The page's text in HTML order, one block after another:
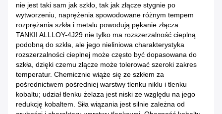
nie jest taki sam jak szkło, tak jak złącze stygnie po
wytworzeniu, naprężenia spowodowane różnym tempem
rozprężania szkła i metalu powodują pękanie złącza.
TANKII ALLLOY-4J29 nie tylko ma rozszerzalność cieplną
podobną do szkła, ale jego nieliniowa charakterystyka
rozszerzalności cieplnej może często być dopasowana do
szkła, dzięki czemu złącze może tolerować szeroki zakres
temperatur. Chemicznie wiąże się ze szkłem za
pośrednictwem pośredniej warstwy tlenku niklu i tlenku
kobaltu; udział tlenku żelaza jest niski ze względu na jego
redukcję kobaltem. Siła wiązania jest silnie zależna od